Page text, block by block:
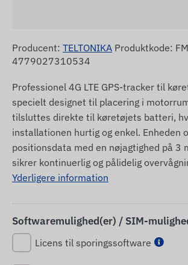
Producent: TELTONIKA Produktkode:
4779027310534
Professionel 4G LTE GPS-tracker til
specielt designet til placering i
tilsluttes direkte til køretøjets batteri,
installationen hurtig og enkel. Enheden
positionsdata med en nøjagtighed på 3
sikrer kontinuerlig og pålidelig
Yderligere information
Softwaremulighed(er) / SIM-
Licens til sporingssoftware